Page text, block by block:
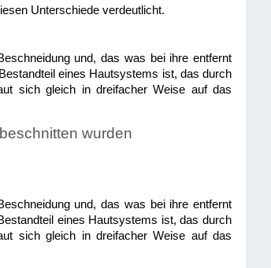
Unterschiede verdeutlicht.
und, das was bei ihre entfernt
eines Hautsystems ist, das durch
sich gleich in dreifacher Weise auf das
wurden
und, das was bei ihre entfernt
eines Hautsystems ist, das durch
sich gleich in dreifacher Weise auf das